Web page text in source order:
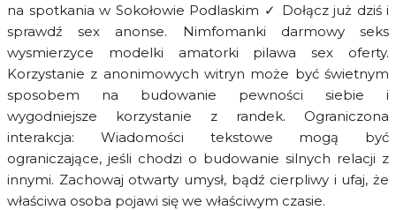
na spotkania w Sokołowie Podlaskim ✓ Dołącz już dziś i
sprawdź sex anonse. Nimfomanki darmowy seks
wysmierzyce modelki amatorki pilawa sex oferty.
Korzystanie z anonimowych witryn może być świetnym
sposobem na budowanie pewności siebie i
wygodniejsze korzystanie z randek. Ograniczona
interakcja: Wiadomości tekstowe mogą być
ograniczające, jeśli chodzi o budowanie silnych relacji z
innymi. Zachowaj otwarty umysł, bądź cierpliwy i ufaj, że
właściwa osoba pojawi się we właściwym czasie.